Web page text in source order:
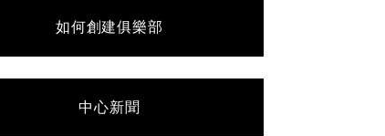
如何創建俱樂部
中心新聞